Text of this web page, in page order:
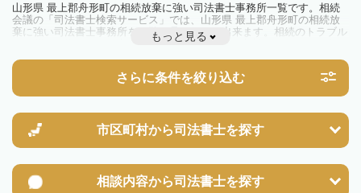
山形県 最上郡舟形町の相続放棄に強い司法書士事務所一覧です。相続
会議の「司法書士検索サービス」では、山形県 最上郡舟形町の相続放
棄に強い司法書士事務所を一覧で見ることが出来ます。相続のトラブル
やお悩みを抱えている方は一度近隣の司法書士に相談してみましょう。
もっと見る
さらに条件を絞り込む
市区町村から司法書士を探す
相談内容から司法書士を探す